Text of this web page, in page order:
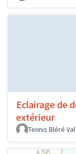
Eclairage de
extérieur
Tennis Bléré